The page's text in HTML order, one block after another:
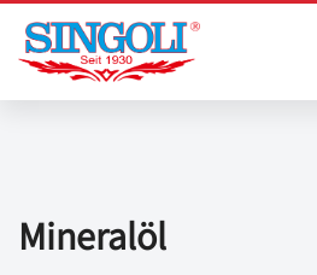
Zum
Inhalt
springen
Mineralöl